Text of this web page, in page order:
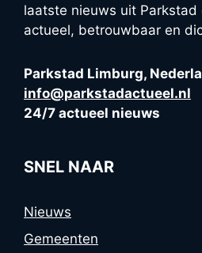
laatste nieuws uit Parkstad
actueel, betrouwbaar en
Parkstad Limburg,
info@parkstadactueel.nl
24/7 actueel nieuws
SNEL NAAR
Nieuws
Gemeenten